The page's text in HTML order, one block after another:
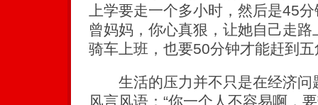
上学要走一个多小时，然后是45
曾妈妈，你心真狠，让她自己走
骑车上班，也要50分钟才能赶到
生活的压力并不只是在经济问
风言风语：“你一个人不容易啊，